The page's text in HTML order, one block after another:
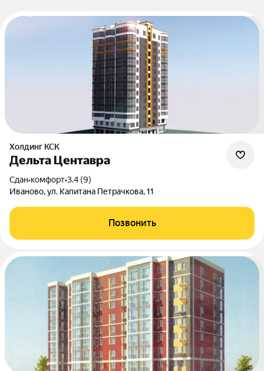
Холдинг КСК
Дельта Центавра
Сдан•комфорт•3.4 (9)
Иваново, ул. Капитана Петрачкова, 11
Позвонить